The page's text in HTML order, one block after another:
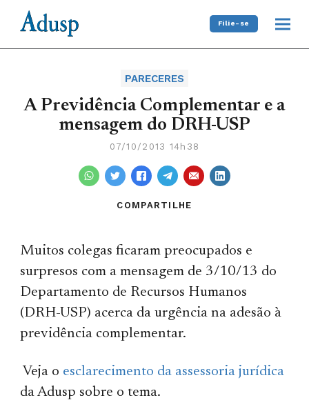
Filie-se
PARECERES
A Previdência Complementar e a
mensagem do DRH-USP
07/10/2013 14h38
COMPARTILHE
Muitos colegas ficaram preocupados e
surpresos com a mensagem de 3/10/13 do
Departamento de Recursos Humanos
(DRH-USP) acerca da urgência na adesão à
previdência complementar.
Veja o esclarecimento da assessoria jurídica
da Adusp sobre o tema.